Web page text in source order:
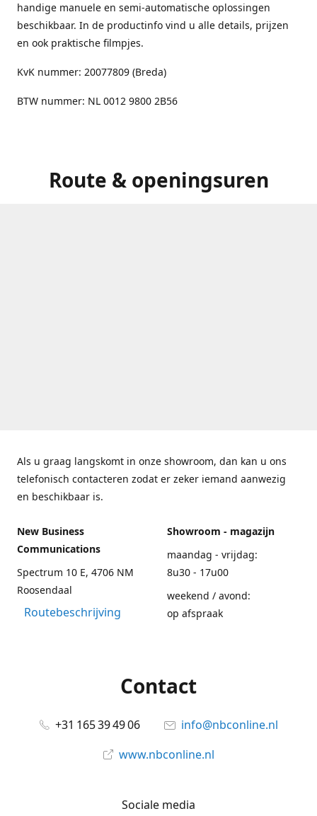
handige manuele en semi-automatische oplossingen
beschikbaar. In de productinfo vind u alle details, prijzen
en ook praktische filmpjes.
KvK nummer: 20077809 (Breda)
BTW nummer: NL 0012 9800 2B56
Route & openingsuren
Als u graag langskomt in onze showroom, dan kan u ons
telefonisch contacteren zodat er zeker iemand aanwezig
en beschikbaar is.
New Business
Communications
Spectrum 10 E, 4706 NM
Roosendaal
Routebeschrijving
Showroom - magazijn
maandag - vrijdag:
8u30 - 17u00
weekend / avond:
op afspraak
Contact
+31 165 39 49 06
info@nbconline.nl
www.nbconline.nl
Sociale media